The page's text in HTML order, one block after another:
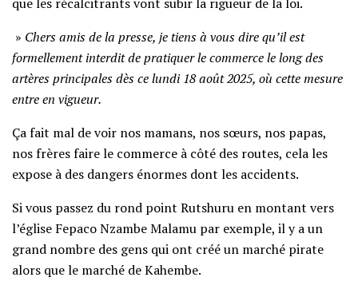
» Chers amis de la presse, je tiens à vous dire qu’il est
formellement interdit de pratiquer le commerce le long des
artères principales dès ce lundi 18 août 2025, où cette mesure
entre en vigueur.
Ça fait mal de voir nos mamans, nos sœurs, nos papas,
nos frères faire le commerce à côté des routes, cela les
expose à des dangers énormes dont les accidents.
Si vous passez du rond point Rutshuru en montant vers
l’église Fepaco Nzambe Malamu par exemple, il y a un
grand nombre des gens qui ont créé un marché pirate
alors que le marché de Kahembe.